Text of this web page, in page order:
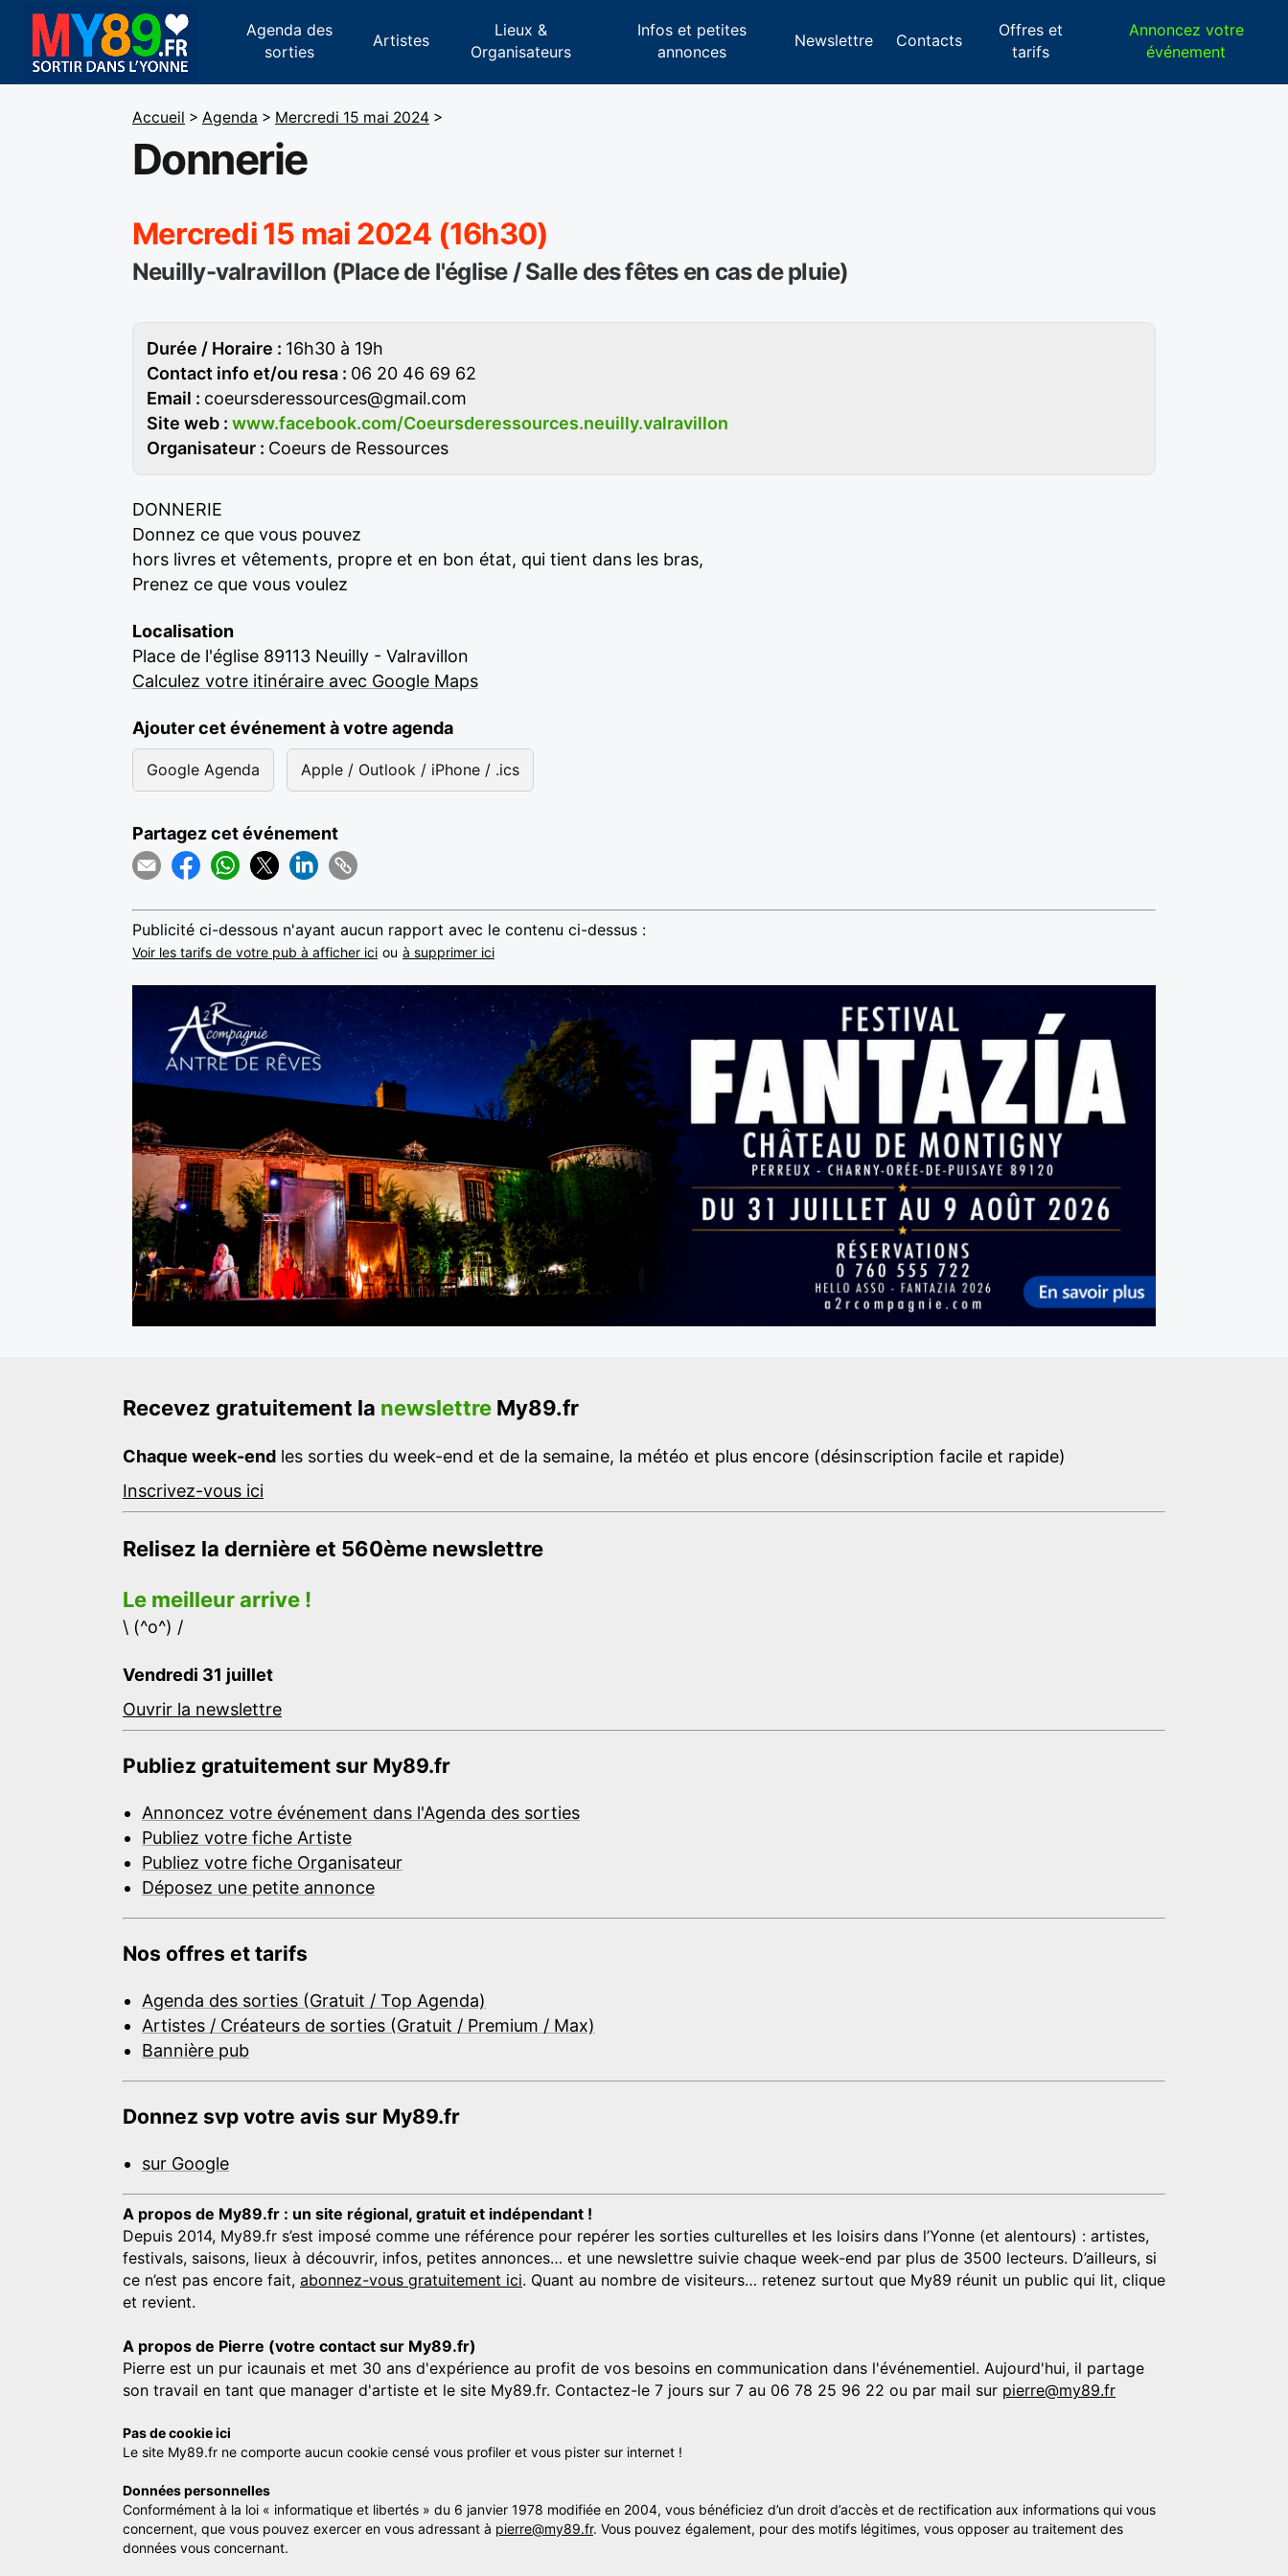
Agenda des
sorties
Artistes
Lieux &
Organisateurs
Infos et petites
annonces
Newslettre Contacts
Offres et
tarifs
Annoncez votre
événement
Accueil > Agenda > Mercredi 15 mai 2024 >
Donnerie
Mercredi 15 mai 2024 (16h30)
Neuilly-valravillon (Place de l'église / Salle des fêtes en cas de pluie)
Durée / Horaire : 16h30 à 19h
Contact info et/ou resa : 06 20 46 69 62
Email : coeursderessources@gmail.com
Site web : www.facebook.com/Coeursderessources.neuilly.valravillon
Organisateur : Coeurs de Ressources
DONNERIE
Donnez ce que vous pouvez
hors livres et vêtements, propre et en bon état, qui tient dans les bras,
Prenez ce que vous voulez
Localisation
Place de l'église 89113 Neuilly - Valravillon
Calculez votre itinéraire avec Google Maps
Ajouter cet événement à votre agenda
Google Agenda Apple / Outlook / iPhone / .ics
Partagez cet événement
Publicité ci-dessous n'ayant aucun rapport avec le contenu ci-dessus :
Voir les tarifs de votre pub à afficher ici ou à supprimer ici
Recevez gratuitement la newslettre My89.fr
Chaque week-end les sorties du week-end et de la semaine, la météo et plus encore (désinscription facile et rapide)
Inscrivez-vous ici
Relisez la dernière et 560ème newslettre
Le meilleur arrive !
\ (^o^) /
Vendredi 31 juillet
Ouvrir la newslettre
Publiez gratuitement sur My89.fr
Annoncez votre événement dans l'Agenda des sorties
Publiez votre fiche Artiste
Publiez votre fiche Organisateur
Déposez une petite annonce
Nos offres et tarifs
Agenda des sorties (Gratuit / Top Agenda)
Artistes / Créateurs de sorties (Gratuit / Premium / Max)
Bannière pub
Donnez svp votre avis sur My89.fr
sur Google
A propos de My89.fr : un site régional, gratuit et indépendant !
Depuis 2014, My89.fr s’est imposé comme une référence pour repérer les sorties culturelles et les loisirs dans l’Yonne (et alentours) : artistes,
festivals, saisons, lieux à découvrir, infos, petites annonces… et une newslettre suivie chaque week-end par plus de 3500 lecteurs. D’ailleurs, si
ce n’est pas encore fait, abonnez-vous gratuitement ici. Quant au nombre de visiteurs… retenez surtout que My89 réunit un public qui lit, clique
et revient.
A propos de Pierre (votre contact sur My89.fr)
Pierre est un pur icaunais et met 30 ans d'expérience au profit de vos besoins en communication dans l'événementiel. Aujourd'hui, il partage
son travail en tant que manager d'artiste et le site My89.fr. Contactez-le 7 jours sur 7 au 06 78 25 96 22 ou par mail sur pierre@my89.fr
Pas de cookie ici
Le site My89.fr ne comporte aucun cookie censé vous profiler et vous pister sur internet !
Données personnelles
Conformément à la loi « informatique et libertés » du 6 janvier 1978 modifiée en 2004, vous bénéficiez d’un droit d’accès et de rectification aux informations qui vous
concernent, que vous pouvez exercer en vous adressant à pierre@my89.fr. Vous pouvez également, pour des motifs légitimes, vous opposer au traitement des
données vous concernant.